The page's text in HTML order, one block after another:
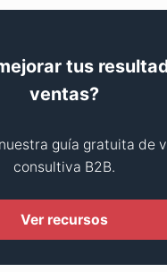
tus
ventas?
guía gratuita de
consultiva B2B.
Ver recursos